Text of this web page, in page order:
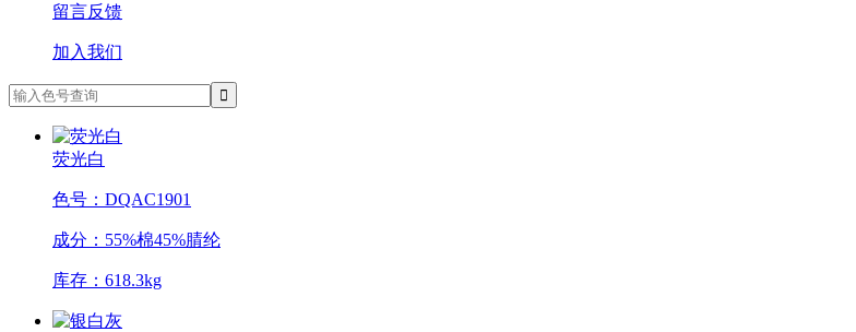
留言反馈
加入我们
荧光白
色号：DQAC1901
成分：55%棉45%腈纶
库存：618.3kg